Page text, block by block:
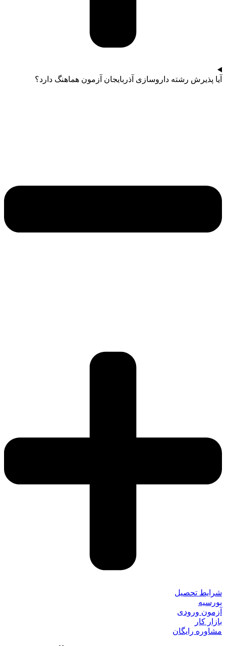
آیا پذیرش رشته داروسازی آذربایجان آزمون هماهنگ دارد؟
شرایط تحصیل
بورسیه
آزمون ورودی
بازار کار
مشاوره رایگان